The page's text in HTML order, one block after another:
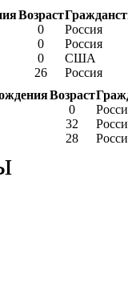
Возраст
0
Россия
0
Россия
0
США
26
Россия
Возраст
0
32
28